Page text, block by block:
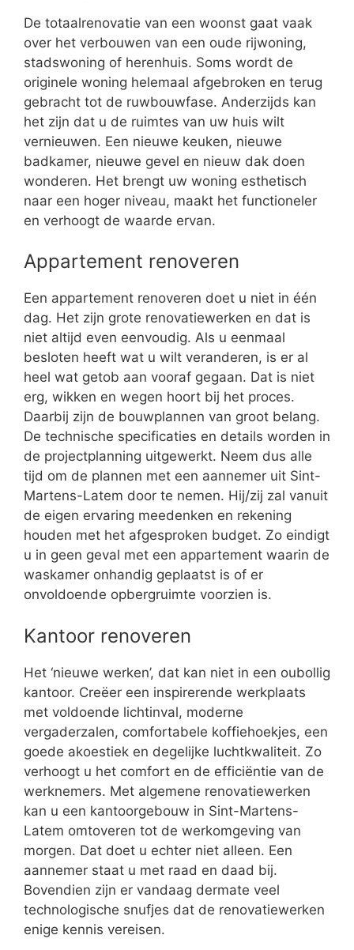
De totaalrenovatie van een woonst gaat vaak
over het verbouwen van een oude rijwoning,
stadswoning of herenhuis. Soms wordt de
originele woning helemaal afgebroken en terug
gebracht tot de ruwbouwfase. Anderzijds kan
het zijn dat u de ruimtes van uw huis wilt
vernieuwen. Een nieuwe keuken, nieuwe
badkamer, nieuwe gevel en nieuw dak doen
wonderen. Het brengt uw woning esthetisch
naar een hoger niveau, maakt het functioneler
en verhoogt de waarde ervan.
Appartement renoveren
Een appartement renoveren doet u niet in één
dag. Het zijn grote renovatiewerken en dat is
niet altijd even eenvoudig. Als u eenmaal
besloten heeft wat u wilt veranderen, is er al
heel wat getob aan vooraf gegaan. Dat is niet
erg, wikken en wegen hoort bij het proces.
Daarbij zijn de bouwplannen van groot belang.
De technische specificaties en details worden in
de projectplanning uitgewerkt. Neem dus alle
tijd om de plannen met een aannemer uit Sint-
Martens-Latem door te nemen. Hij/zij zal vanuit
de eigen ervaring meedenken en rekening
houden met het afgesproken budget. Zo eindigt
u in geen geval met een appartement waarin de
waskamer onhandig geplaatst is of er
onvoldoende opbergruimte voorzien is.
Kantoor renoveren
Het ‘nieuwe werken’, dat kan niet in een oubollig
kantoor. Creëer een inspirerende werkplaats
met voldoende lichtinval, moderne
vergaderzalen, comfortabele koffiehoekjes, een
goede akoestiek en degelijke luchtkwaliteit. Zo
verhoogt u het comfort en de efficiëntie van de
werknemers. Met algemene renovatiewerken
kan u een kantoorgebouw in Sint-Martens-
Latem omtoveren tot de werkomgeving van
morgen. Dat doet u echter niet alleen. Een
aannemer staat u met raad en daad bij.
Bovendien zijn er vandaag dermate veel
technologische snufjes dat de renovatiewerken
enige kennis vereisen.